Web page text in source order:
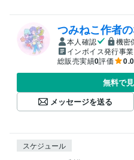
つみねこ作者の
本人確認
機密
インボイス発行事
総販売実績0評価 0.0
無料で
メッセージを送る
スケジュール